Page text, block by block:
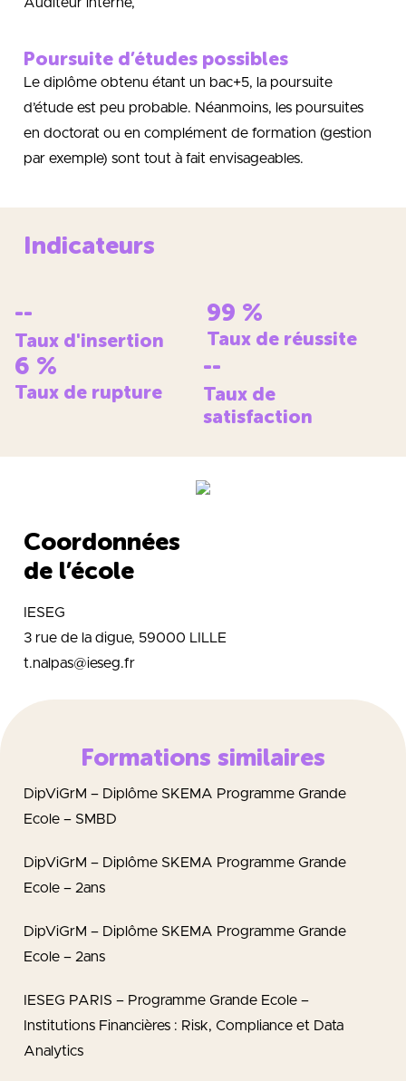
Auditeur interne,
Poursuite d’études possibles
Le diplôme obtenu étant un bac+5, la poursuite
d’étude est peu probable. Néanmoins, les poursuites
en doctorat ou en complément de formation (gestion
par exemple) sont tout à fait envisageables.
Indicateurs
--
Taux d'insertion
99 %
Taux de réussite
6 %
Taux de rupture
--
Taux de
satisfaction
Coordonnées
de l’école
IESEG
3 rue de la digue, 59000 LILLE
t.nalpas@ieseg.fr
Formations similaires
DipViGrM – Diplôme SKEMA Programme Grande
Ecole – SMBD
DipViGrM – Diplôme SKEMA Programme Grande
Ecole – 2ans
DipViGrM – Diplôme SKEMA Programme Grande
Ecole – 2ans
IESEG PARIS – Programme Grande Ecole –
Institutions Financières : Risk, Compliance et Data
Analytics